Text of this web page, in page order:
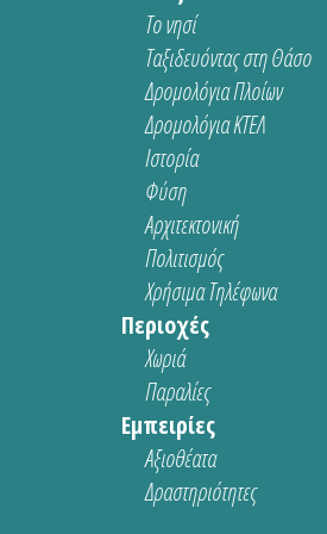
Το νησί
Ταξιδευόντας στη Θάσο
Δρομολόγια Πλοίων
Δρομολόγια ΚΤΕΛ
Ιστορία
Φύση
Αρχιτεκτονική
Πολιτισμός
Χρήσιμα Τηλέφωνα
Περιοχές
Χωριά
Παραλίες
Εμπειρίες
Αξιοθέατα
Δραστηριότητες